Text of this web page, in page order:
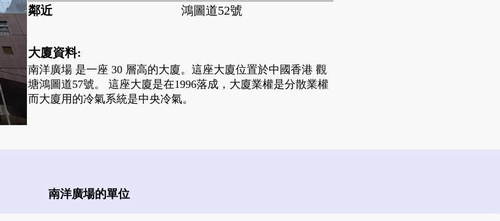
鄰近
鴻圖道52號
大廈資料:
南洋廣場 是一座 30 層高的大廈。這座大廈位置於中國香港 觀
塘鴻圖道57號。 這座大廈是在1996落成，大廈業權是分散業權
而大廈用的冷氣系統是中央冷氣。
南洋廣場的單位